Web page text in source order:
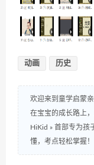
动画 历史
欢迎来到童学启蒙
在宝宝的成长路上
HiKid » 首部专为孩
懂，考点轻松掌握！